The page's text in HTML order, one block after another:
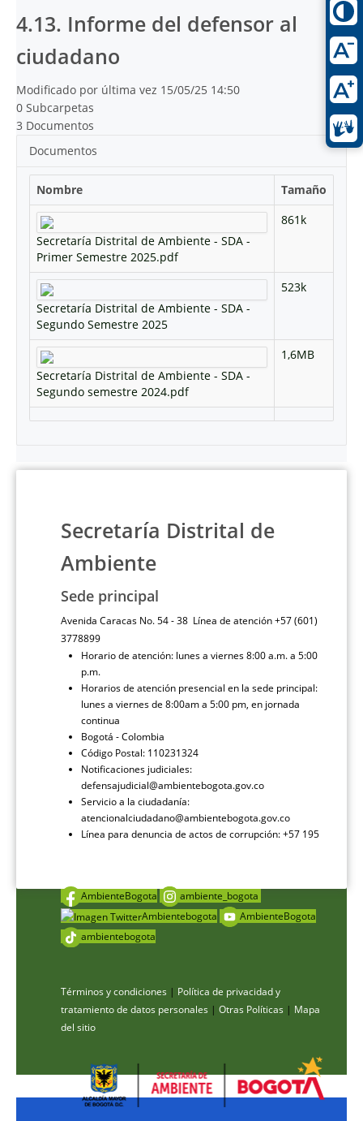
4.13. Informe del defensor al
ciudadano
Modificado por última vez 15/05/25 14:50
0 Subcarpetas
3 Documentos
Documentos
Nombre Tamaño
Secretaría Distrital de Ambiente - SDA -
Primer Semestre 2025.pdf
861k
Secretaría Distrital de Ambiente - SDA -
Segundo Semestre 2025
523k
Secretaría Distrital de Ambiente - SDA -
Segundo semestre 2024.pdf
1,6MB
Secretaría Distrital de
Ambiente
Sede principal
Avenida Caracas No. 54 - 38 Línea de atención +57 (601)
3778899
Horario de atención: lunes a viernes 8:00 a.m. a 5:00
p.m.
Horarios de atención presencial en la sede principal:
lunes a viernes de 8:00am a 5:00 pm, en jornada
continua
Bogotá - Colombia
Código Postal: 110231324
Notificaciones judiciales:
defensajudicial@ambientebogota.gov.co
Servicio a la ciudadanía:
atencionalciudadano@ambientebogota.gov.co
Línea para denuncia de actos de corrupción: +57 195
AmbienteBogota
ambiente_bogota
Ambientebogota
AmbienteBogota
ambientebogota
Términos y condiciones | Política de privacidad y
tratamiento de datos personales | Otras Políticas | Mapa
del sitio